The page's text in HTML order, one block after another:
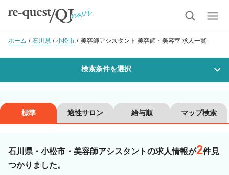
ホーム 石川県 小松市 美容師アシスタント 美容師・美容室 求人一覧
検索条件を選択
沿線・駅を選択 市区町村を選択
小松市
標準 適性サロン 給与順 マップ検索
石川県・小松市・美容師アシスタントの求人情報が2件見
つかりました。